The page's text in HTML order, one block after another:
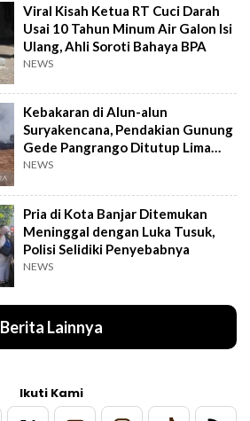
Viral Kisah Ketua RT Cuci Darah
Usai 10 Tahun Minum Air Galon Isi
Ulang, Ahli Soroti Bahaya BPA
NEWS
Kebakaran di Alun-alun
Suryakencana, Pendakian Gunung
Gede Pangrango Ditutup Lima
Hari
NEWS
Pria di Kota Banjar Ditemukan
Meninggal dengan Luka Tusuk,
Polisi Selidiki Penyebabnya
NEWS
Berita Lainnya
Ikuti Kami